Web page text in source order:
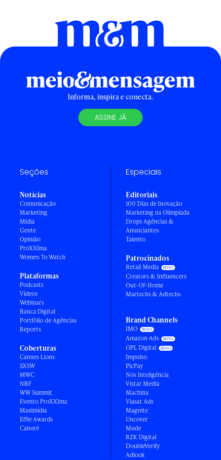
Informa, inspira e conecta.
ASSINE JÁ
Seções
Notícias
Comunicação
Marketing
Mídia
Gente
Opinião
ProXXIma
Women To Watch
Plataformas
Podcasts
Vídeos
Webinars
Banca Digital
Portfólio de Agências
Reports
Coberturas
Cannes Lions
SXSW
MWC
NRF
WW Summit
Evento ProXXIma
Maximídia
Effie Awards
Caboré
Especiais
Editoriais
100 Dias de Inovação
Marketing na Olimpíada
Drops Agências &
Anunciantes
Talento
Patrocinados
Retail Media
Creators & Influencers
Out-Of-Home
Martechs & Adtechs
Brand Channels
IMO
Amazon Ads
OPL Digital
Impulso
PicPay
Nós Inteligência
Vistar Media
Machina
Viasat Ads
Magnite
Uncover
Mude
RZK Digital
DoubleVerify
Adlook